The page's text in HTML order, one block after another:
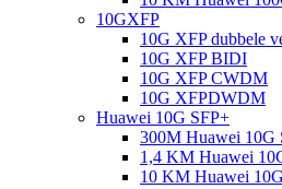
10GXFP
10G XFP dubbele
10G XFP BIDI
10G XFP CWDM
10G XFPDWDM
Huawei 10G SFP+
300M Huawei 10G
1,4 KM Huawei
10 KM Huawei